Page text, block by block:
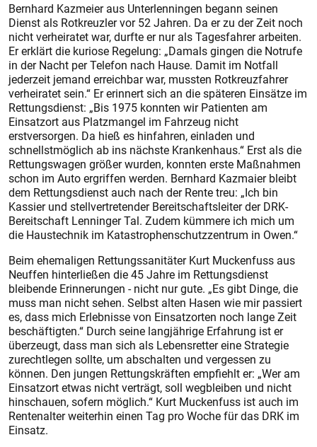
Bernhard Kazmeier aus Unterlenningen begann seinen
Dienst als Rotkreuzler vor 52 Jahren. Da er zu der Zeit noch
nicht verheiratet war, durfte er nur als Tagesfahrer arbeiten.
Er erklärt die kuriose Regelung: „Damals gingen die Notrufe
in der Nacht per Telefon nach Hause. Damit im Notfall
jederzeit jemand erreichbar war, mussten Rotkreuzfahrer
verheiratet sein.“ Er erinnert sich an die späteren Einsätze im
Rettungsdienst: „Bis 1975 konnten wir Patienten am
Einsatzort aus Platzmangel im Fahrzeug nicht
erstversorgen. Da hieß es hinfahren, einladen und
schnellstmöglich ab ins nächste Krankenhaus.“ Erst als die
Rettungswagen größer wurden, konnten erste Maßnahmen
schon im Auto ergriffen werden. Bernhard Kazmaier bleibt
dem Rettungsdienst auch nach der Rente treu: „Ich bin
Kassier und stellvertretender Bereitschaftsleiter der DRK-
Bereitschaft Lenninger Tal. Zudem kümmere ich mich um
die Haustechnik im Katastrophenschutzzentrum in Owen.“
Beim ehemaligen Rettungssanitäter Kurt Muckenfuss aus
Neuffen hinterließen die 45 Jahre im Rettungsdienst
bleibende Erinnerungen - nicht nur gute. „Es gibt Dinge, die
muss man nicht sehen. Selbst alten Hasen wie mir passiert
es, dass mich Erlebnisse von Einsatzorten noch lange Zeit
beschäftigten.“ Durch seine langjährige Erfahrung ist er
überzeugt, dass man sich als Lebensretter eine Strategie
zurechtlegen sollte, um abschalten und vergessen zu
können. Den jungen Rettungskräften empfiehlt er: „Wer am
Einsatzort etwas nicht verträgt, soll wegbleiben und nicht
hinschauen, sofern möglich.“ Kurt Muckenfuss ist auch im
Rentenalter weiterhin einen Tag pro Woche für das DRK im
Einsatz.